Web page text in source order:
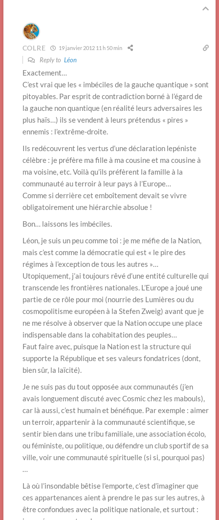
COLRE 19 janvier 2012 11 h 50 min
Reply to Léon
Exactement…
C’est vrai que les « imbéciles de la gauche quantique » sont
pitoyables. Par esprit de contradiction borné à l’égard de
la gauche non quantique (en réalité leurs adversaires les
plus haïs…) ils se vendent à leurs prétendus « pires »
ennemis : l’extrême-droite.
Ils redécouvrent les vertus d’une déclaration lepéniste
célèbre : je préfère ma fille à ma cousine et ma cousine à
ma voisine, etc. Voilà qu’ils préfèrent la famille à la
communauté au terroir à leur pays à l’Europe…
Comme si derrière cet emboîtement devait se vivre
obligatoirement une hiérarchie absolue !
Bon… laissons les imbéciles.
Léon, je suis un peu comme toi : je me méfie de la Nation,
mais c’est comme la démocratie qui est « le pire des
régimes à l’exception de tous les autres »…
Utopiquement, j’ai toujours rêvé d’une entité culturelle qui
transcende les frontières nationales. L’Europe a joué une
partie de ce rôle pour moi (nourrie des Lumières ou du
cosmopolitisme européen à la Stefen Zweig) avant que je
ne me résolve à observer que la Nation occupe une place
indispensable dans la cohabitation des peuples…
Faut faire avec, puisque la Nation est la structure qui
supporte la République et ses valeurs fondatrices (dont,
bien sûr, la laïcité).
Je ne suis pas du tout opposée aux communautés (j’en
avais longuement discuté avec Cosmic chez les mabouls),
car là aussi, c’est humain et bénéfique. Par exemple : aimer
un terroir, appartenir à la communauté scientifique, se
sentir bien dans une tribu familiale, une association écolo,
ou féministe, ou politique, ou défendre un club sportif de sa
ville, voir une communauté spirituelle (si si, pourquoi pas)
…
Là où l’insondable bêtise l’emporte, c’est d’imaginer que
ces appartenances aient à prendre le pas sur les autres, à
être confondues avec la politique nationale, et surtout :